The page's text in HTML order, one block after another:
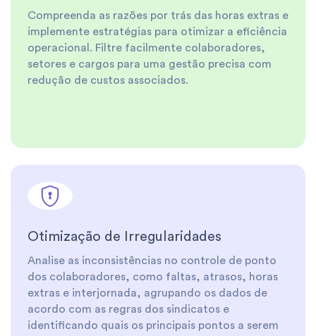
Compreenda as razões por trás das horas extras e
implemente estratégias para otimizar a eficiência
operacional. Filtre facilmente colaboradores,
setores e cargos para uma gestão precisa com
redução de custos associados.
Otimização de Irregularidades
Analise as inconsistências no controle de ponto
dos colaboradores, como faltas, atrasos, horas
extras e interjornada, agrupando os dados de
acordo com as regras dos sindicatos e
identificando quais os principais pontos a serem